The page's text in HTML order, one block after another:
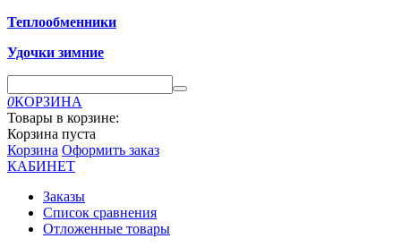
Теплообменники
Удочки зимние
0КОРЗИНА
Товары в корзине:
Корзина пуста
Корзина Оформить заказ
КАБИНЕТ
Заказы
Список сравнения
Отложенные товары